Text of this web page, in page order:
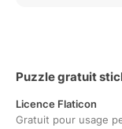
Puzzle gratuit
Licence Flaticon
Gratuit pour usage